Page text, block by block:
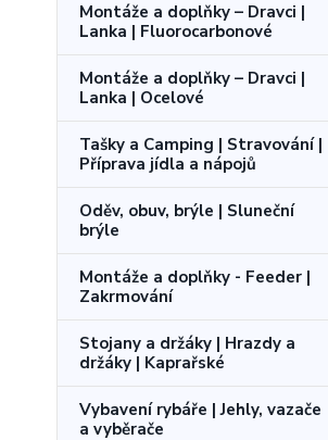
Montáže a doplňky – Dravci |
Lanka | Fluorocarbonové
Montáže a doplňky – Dravci |
Lanka | Ocelové
Tašky a Camping | Stravování |
Příprava jídla a nápojů
Oděv, obuv, brýle | Sluneční
brýle
Montáže a doplňky - Feeder |
Zakrmování
Stojany a držáky | Hrazdy a
držáky | Kaprařské
Vybavení rybáře | Jehly, vazače
a vyběrače